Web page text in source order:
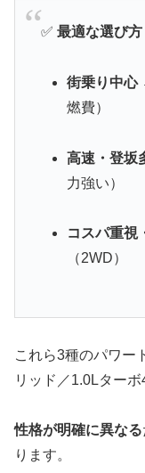
✅ 最適な選び方
街乗り中心
燃費）
高速・登坂
力強い）
コスパ重視
（2WD）
これら3種のパワー
リッド／1.0Lターボ
性格が明確に異なる
ります。